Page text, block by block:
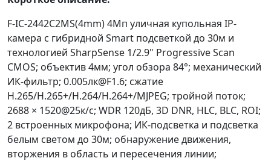
F-IC-2442C2MS(4mm) 4Мп уличная купольная IP-
камера с гибридной Smart подсветкой до 30м и
технологией SharpSense 1/2.9" Progressive Scan
CMOS; объектив 4мм; угол обзора 84°; механический
ИК-фильтр; 0.005лк@F1.6; сжатие
H.265/H.265+/H.264/H.264+/MJPEG; тройной поток;
2688 × 1520@25к/с; WDR 120дБ, 3D DNR, HLC, BLC, ROI;
2 встроенных микрофона; ИК-подсветка и подсветка
белым светом до 30м; обнаружение движения,
вторжения в область и пересечения линии;